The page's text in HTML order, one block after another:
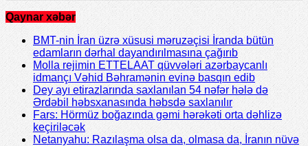
Qaynar xəbər
BMT-nin İran üzrə xüsusi məruzəçisi İranda bütün
edamların dərhal dayandırılmasına çağırıb
Molla rejimin ETTELAAT qüvvələri azərbaycanlı
idmançı Vəhid Bəhramənin evinə basqın edib
Dey ayı etirazlarında saxlanılan 54 nəfər hələ də
Ərdəbil həbsxanasında həbsdə saxlanılır
Fars: Hörmüz boğazında gəmi hərəkəti orta dəhlizə
keçiriləcək
Netanyahu: Razılaşma olsa da, olmasa da, İranın nüvə